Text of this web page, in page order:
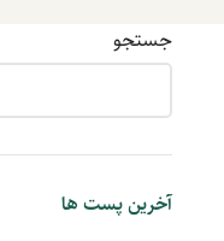
جستجو
آخرین پست ها